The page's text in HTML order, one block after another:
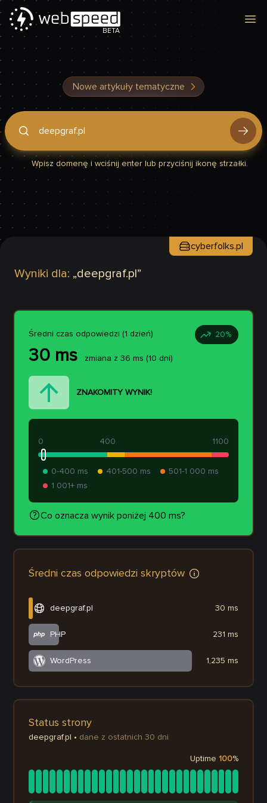
BETA
Nowe artykuły tematyczne
Podaj domenę, by sprawdzić, czy Twoja strona jest szybka
Wpisz domenę i wciśnij enter lub przyciśnij ikonę strzałki.
Wyniki dla: „deepgraf.pl ”
cyberfolks.pl
Średni czas odpowiedzi (1 dzień) 20%
30 ms zmiana z 36 ms (10 dni)
ZNAKOMITY WYNIK!
400
0 1100
0-400 ms 401-500 ms
501-1 000 ms
1 001+ ms
Co oznacza wynik poniżej 400 ms?
Średni czas odpowiedzi skryptów
deepgraf.pl
PHP
WordPress
30 ms
231 ms
1,235 ms
Status strony
deepgraf.pl • dane z ostatnich 30 dni
Uptime 100%